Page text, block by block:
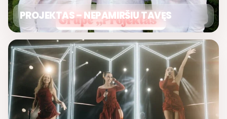
PROJEKTAS – NEPAMIRŠIU TAVĘS